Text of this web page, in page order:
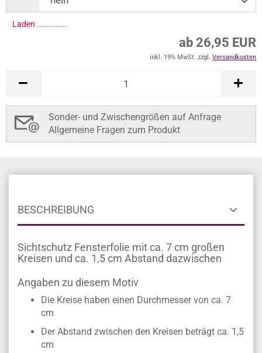
Laden ..............
ab 26,95 EUR
inkl. 19% MwSt. zzgl. Versandkosten
Sonder- und Zwischengrößen auf Anfrage
Allgemeine Fragen zum Produkt
BESCHREIBUNG
Sichtschutz Fensterfolie mit ca. 7 cm großen
Kreisen und ca. 1,5 cm Abstand dazwischen
Angaben zu diesem Motiv
Die Kreise haben einen Durchmesser von ca. 7
cm
Der Abstand zwischen den Kreisen beträgt ca. 1,5
cm